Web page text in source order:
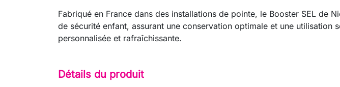
Fabriqué en France dans des installations de pointe, le Booster SEL de
de sécurité enfant, assurant une conservation optimale et une
personnalisée et rafraîchissante.
Détails du produit